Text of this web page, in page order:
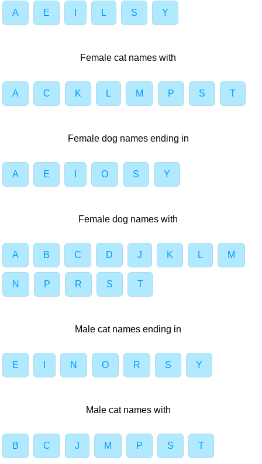
A E L S Y
Female cat names with
A C K L M P S T
Female dog names ending in
A E O S Y
Female dog names with
A B C D J K L M
N P R S T
Male cat names ending in
E N O R S Y
Male cat names with
B C J M P S T